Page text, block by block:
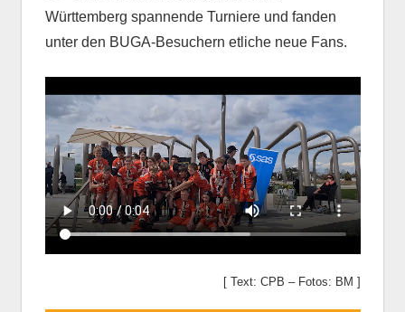
Württemberg spannende Turniere und fanden
unter den BUGA-Besuchern etliche neue Fans.
[ Text: CPB – Fotos: BM ]